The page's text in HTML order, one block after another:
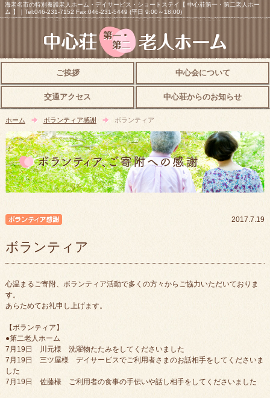
海老名市の特別養護老人ホーム・デイサービス・ショートステイ【 中心荘第一・第二老人ホー
ム 】｜Tel:046-231-7152 Fax:046-231-5449 (平日 9:00～18:00)
ご挨拶 中心会について
交通アクセス 中心荘からのお知らせ
ホーム ボランティア感謝 ボランティア
2017.7.19
ボランティア
心温まるご寄附、ボランティア活動で多くの方々からご協力いただいておりま
す。
あらためてお礼申し上げます。
【ボランティア】
●第二老人ホーム
7月19日 川元様 洗濯物たたみをしてくださいました
7月19日 三ツ屋様 デイサービスでご利用者さまのお話相手をしてくださいま
した
7月19日 佐藤様 ご利用者の食事の手伝いや話し相手をしてくださいました